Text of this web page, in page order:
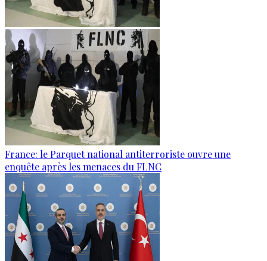
France: le Parquet national antiterroriste ouvre une
enquête après les menaces du FLNC